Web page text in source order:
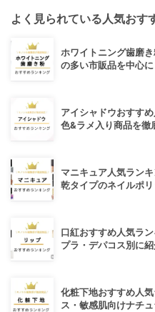
よく見られている人気おす
ホワイトニング歯磨
の多い市販品を中心に
アイシャドウおすす
色&ラメ入り商品を徹
マニキュア人気ラン
乾タイプのネイルポリ
口紅おすすめ人気ラ
プラ・デパコス別に紹
化粧下地おすすめ人
ス・敏感肌向けナチ